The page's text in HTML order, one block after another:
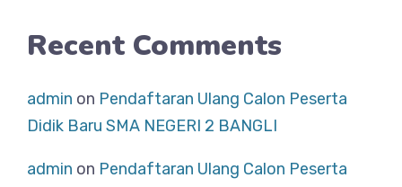
Recent Comments
admin on Pendaftaran Ulang Calon Peserta
Didik Baru SMA NEGERI 2 BANGLI
admin on Pendaftaran Ulang Calon Peserta